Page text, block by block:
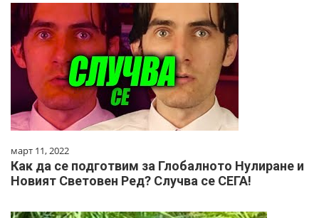
март 11, 2022
Как да се подготвим за Глобалното Нулиране и
Новият Световен Ред? Случва се СЕГА!